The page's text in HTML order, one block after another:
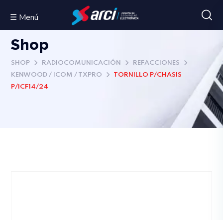
☰ Menú
Shop
SHOP RADIOCOMUNICACIÓN
REFACCIONES
KENWOOD / ICOM / TXPRO
TORNILLO P/CHASIS
P/ICF14/24